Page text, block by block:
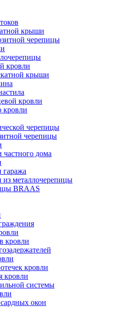
крыши
черепицы
кровли
крыши
кровли
кровли
черепицы
черепицы
частного дома
металлочерепицы
BRAAS
кровли
кровли
кровли
системы
окон